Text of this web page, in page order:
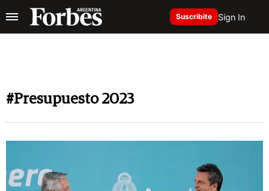
Suscribite Sign In
#Presupuesto 2023